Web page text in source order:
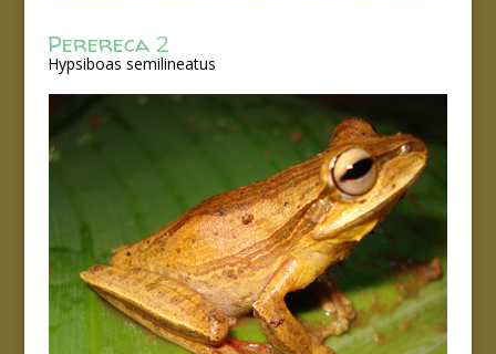
Perereca 2
Hypsiboas semilineatus